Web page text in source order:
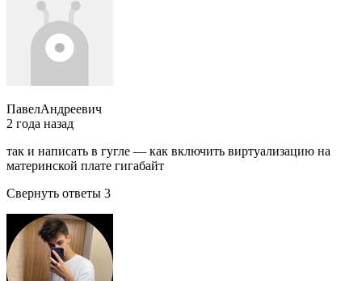
ПавелАндреевич
2 года назад
так и написать в гугле — как включить виртуализацию на
материнской плате гигабайт
Свернуть ответы 3